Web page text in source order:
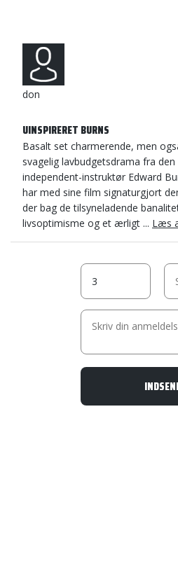
don
UINSPIRERET BURNS
Basalt set charmerende, men
svagelig lavbudgetsdrama fra
independent-instruktør Edward
har med sine film signaturgjort
der bag de tilsyneladende
livsoptimisme og et ærligt ... Læs